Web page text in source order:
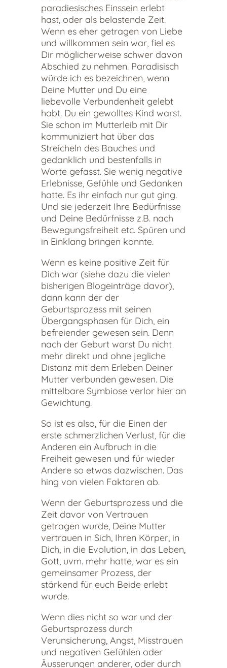
paradiesisches Einssein erlebt
hast, oder als belastende Zeit.
Wenn es eher getragen von Liebe
und willkommen sein war, fiel es
Dir möglicherweise schwer davon
Abschied zu nehmen. Paradisisch
würde ich es bezeichnen, wenn
Deine Mutter und Du eine
liebevolle Verbundenheit gelebt
habt. Du ein gewolltes Kind warst.
Sie schon im Mutterleib mit Dir
kommuniziert hat über das
Streicheln des Bauches und
gedanklich und bestenfalls in
Worte gefasst. Sie wenig negative
Erlebnisse, Gefühle und Gedanken
hatte. Es ihr einfach nur gut ging.
Und sie jederzeit Ihre Bedürfnisse
und Deine Bedürfnisse z.B. nach
Bewegungsfreiheit etc. Spüren und
in Einklang bringen konnte.
Wenn es keine positive Zeit für
Dich war (siehe dazu die vielen
bisherigen Blogeinträge davor),
dann kann der der
Geburtsprozess mit seinen
Übergangsphasen für Dich, ein
befreiender gewesen sein. Denn
nach der Geburt warst Du nicht
mehr direkt und ohne jegliche
Distanz mit dem Erleben Deiner
Mutter verbunden gewesen. Die
mittelbare Symbiose verlor hier an
Gewichtung.
So ist es also, für die Einen der
erste schmerzlichen Verlust, für die
Anderen ein Aufbruch in die
Freiheit gewesen und für wieder
Andere so etwas dazwischen. Das
hing von vielen Faktoren ab.
Wenn der Geburtsprozess und die
Zeit davor von Vertrauen
getragen wurde, Deine Mutter
vertrauen in Sich, Ihren Körper, in
Dich, in die Evolution, in das Leben,
Gott, uvm. mehr hatte, war es ein
gemeinsamer Prozess, der
stärkend für euch Beide erlebt
wurde.
Wenn dies nicht so war und der
Geburtsprozess durch
Verunsicherung, Angst, Misstrauen
und negativen Gefühlen oder
Äusserungen anderer, oder durch